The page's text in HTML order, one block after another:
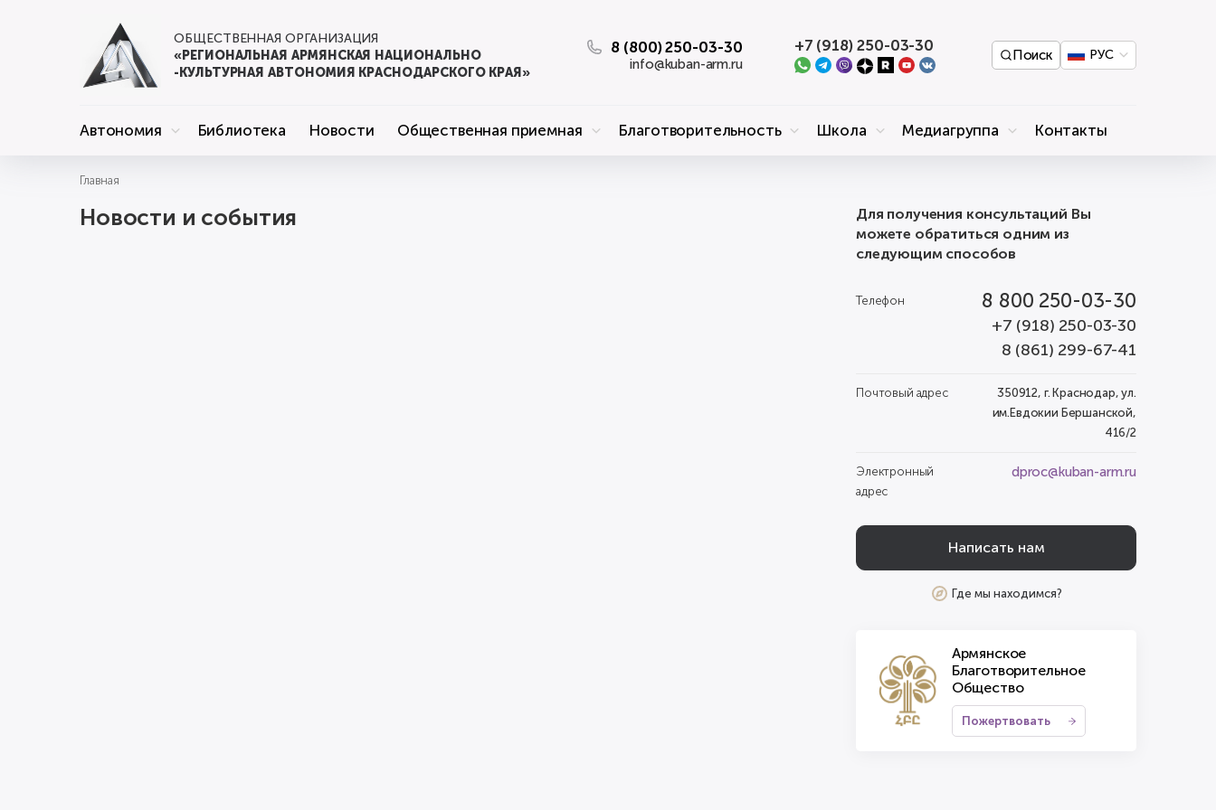
ОБЩЕСТВЕННАЯ ОРГАНИЗАЦИЯ
«РЕГИОНАЛЬНАЯ АРМЯНСКАЯ НАЦИОНАЛЬНО
-КУЛЬТУРНАЯ АВТОНОМИЯ КРАСНОДАРСКОГО КРАЯ»
8 (800) 250-03-30
info@kuban-arm.ru
+7 (918) 250-03-30
Поиск РУС
Автономия Библиотека Новости Общественная приемная Благотворительность Школа Медиагруппа Контакты
Главная
Новости и события
Для получения консультаций Вы
можете обратиться одним из
следующим способов
Телефон 8 800 250-03-30
+7 (918) 250-03-30
8 (861) 299-67-41
Почтовый адрес
350912, г. Краснодар, ул.
им.Евдокии Бершанской,
416/2
Электронный
адрес
dproc@kuban-arm.ru
Написать нам
Где мы находимся?
Армянское
Благотворительное
Общество
Пожертвовать